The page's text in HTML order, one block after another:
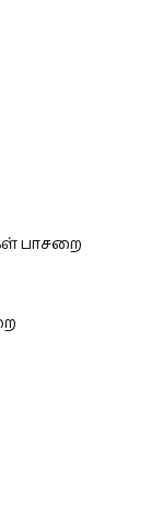
பாசறை